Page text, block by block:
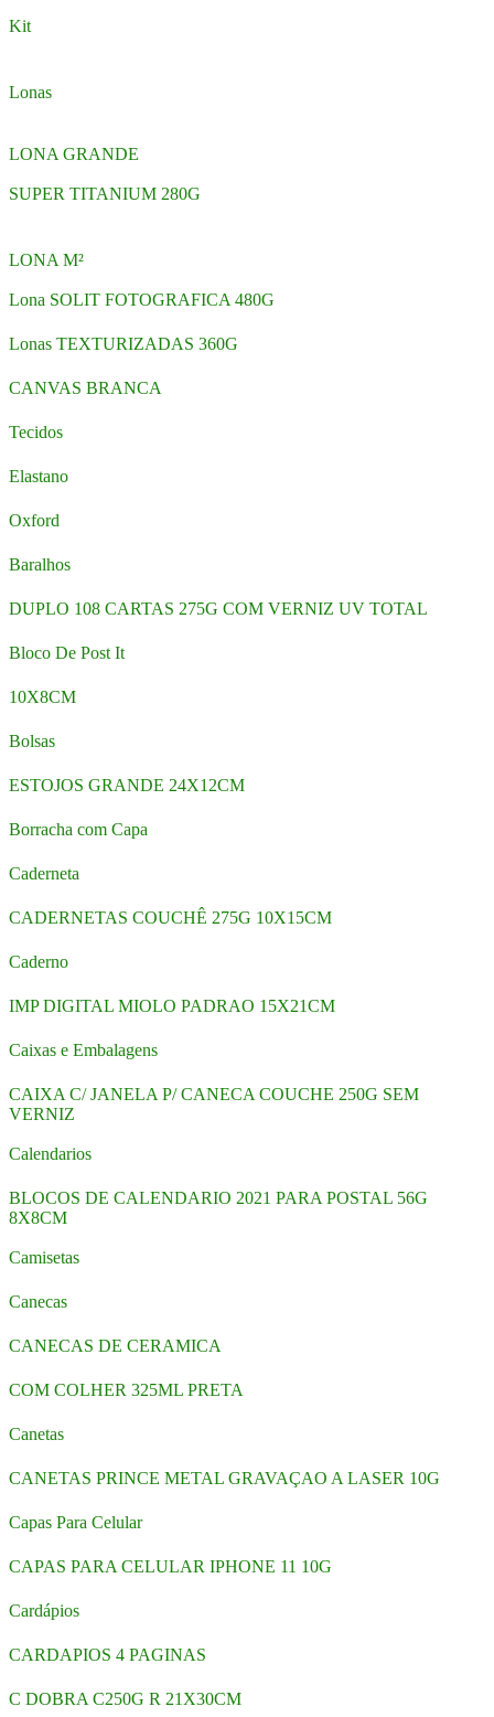
Kit
Lonas
LONA GRANDE
SUPER TITANIUM 280G
LONA M²
Lona SOLIT FOTOGRAFICA 480G
Lonas TEXTURIZADAS 360G
CANVAS BRANCA
Tecidos
Elastano
Oxford
Baralhos
DUPLO 108 CARTAS 275G COM VERNIZ UV TOTAL
Bloco De Post It
10X8CM
Bolsas
ESTOJOS GRANDE 24X12CM
Borracha com Capa
Caderneta
CADERNETAS COUCHÊ 275G 10X15CM
Caderno
IMP DIGITAL MIOLO PADRAO 15X21CM
Caixas e Embalagens
CAIXA C/ JANELA P/ CANECA COUCHE 250G SEM
VERNIZ
Calendarios
BLOCOS DE CALENDARIO 2021 PARA POSTAL 56G
8X8CM
Camisetas
Canecas
CANECAS DE CERAMICA
COM COLHER 325ML PRETA
Canetas
CANETAS PRINCE METAL GRAVAÇAO A LASER 10G
Capas Para Celular
CAPAS PARA CELULAR IPHONE 11 10G
Cardápios
CARDAPIOS 4 PAGINAS
C DOBRA C250G R 21X30CM